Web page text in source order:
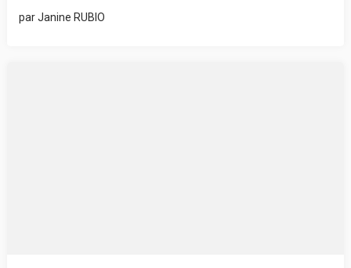
parJanine RUBIO